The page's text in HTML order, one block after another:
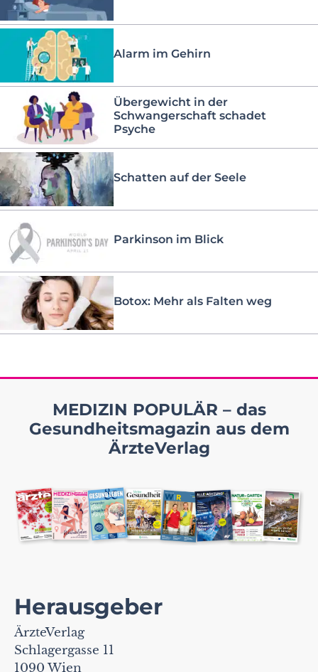
Alarm im Gehirn
Übergewicht in der
Schwangerschaft schadet
Psyche
Schatten auf der Seele
Parkinson im Blick
Botox: Mehr als Falten weg
MEDIZIN POPULÄR – das
Gesundheitsmagazin aus dem
ÄrzteVerlag
Herausgeber
ÄrzteVerlag
Schlagergasse 11
1090 Wien